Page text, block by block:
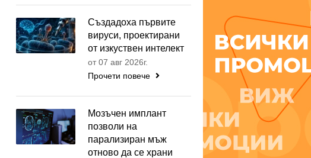
Създадоха първите
вируси, проектирани
от изкуствен интелект
от 07 авг 2026г.
Прочети повече
Мозъчен имплант
позволи на
парализиран мъж
отново да се храни